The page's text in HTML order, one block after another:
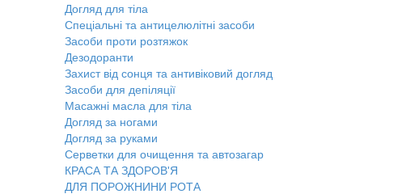
Догляд для тіла
Спеціальні та антицелюлітні засоби
Засоби проти розтяжок
Дезодоранти
Захист від сонця та антивіковий догляд
Засоби для депіляції
Масажні масла для тіла
Догляд за ногами
Догляд за руками
Серветки для очищення та автозагар
КРАСА ТА ЗДОРОВ'Я
ДЛЯ ПОРОЖНИНИ РОТА